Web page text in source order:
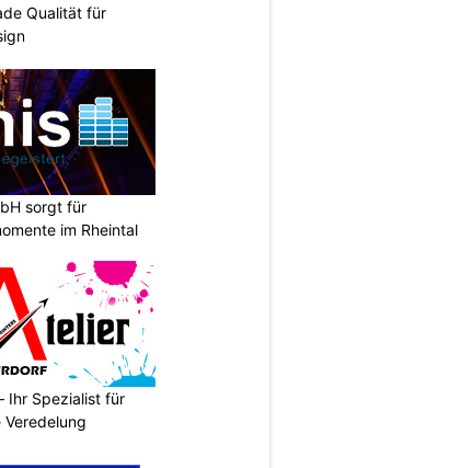
Qualität für
sorgt für
im Rheintal
Ihr Spezialist für